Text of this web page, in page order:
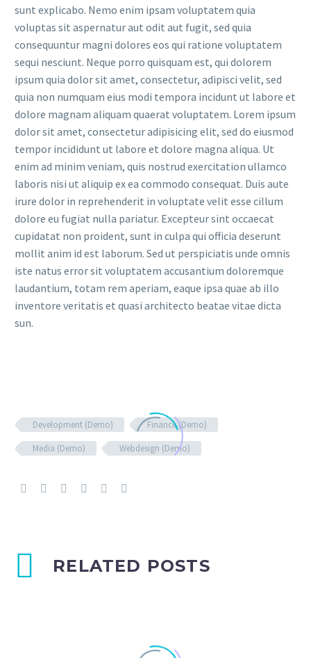
sunt explicabo. Nemo enim ipsam voluptatem quia
voluptas sit aspernatur aut odit aut fugit, sed quia
consequuntur magni dolores eos qui ratione voluptatem
sequi nesciunt. Neque porro quisquam est, qui dolorem
ipsum quia dolor sit amet, consectetur, adipisci velit, sed
quia non numquam eius modi tempora incidunt ut labore et
dolore magnam aliquam quaerat voluptatem. Lorem ipsum
dolor sit amet, consectetur adipisicing elit, sed do eiusmod
tempor incididunt ut labore et dolore magna aliqua. Ut
enim ad minim veniam, quis nostrud exercitation ullamco
laboris nisi ut aliquip ex ea commodo consequat. Duis aute
irure dolor in reprehenderit in voluptate velit esse cillum
dolore eu fugiat nulla pariatur. Excepteur sint occaecat
cupidatat non proident, sunt in culpa qui officia deserunt
mollit anim id est laborum. Sed ut perspiciatis unde omnis
iste natus error sit voluptatem accusantium doloremque
laudantium, totam rem aperiam, eaque ipsa quae ab illo
inventore veritatis et quasi architecto beatae vitae dicta
sun.
Development (Demo)
Finance (Demo)
Media (Demo)
Webdesign (Demo)
RELATED POSTS